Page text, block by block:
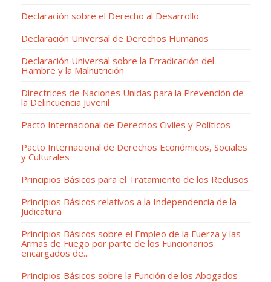
Declaración sobre el Derecho al Desarrollo
Declaración Universal de Derechos Humanos
Declaración Universal sobre la Erradicación del
Hambre y la Malnutrición
Directrices de Naciones Unidas para la Prevención de
la Delincuencia Juvenil
Pacto Internacional de Derechos Civiles y Políticos
Pacto Internacional de Derechos Económicos, Sociales
y Culturales
Principios Básicos para el Tratamiento de los Reclusos
Principios Básicos relativos a la Independencia de la
Judicatura
Principios Básicos sobre el Empleo de la Fuerza y las
Armas de Fuego por parte de los Funcionarios
encargados de...
Principios Básicos sobre la Función de los Abogados